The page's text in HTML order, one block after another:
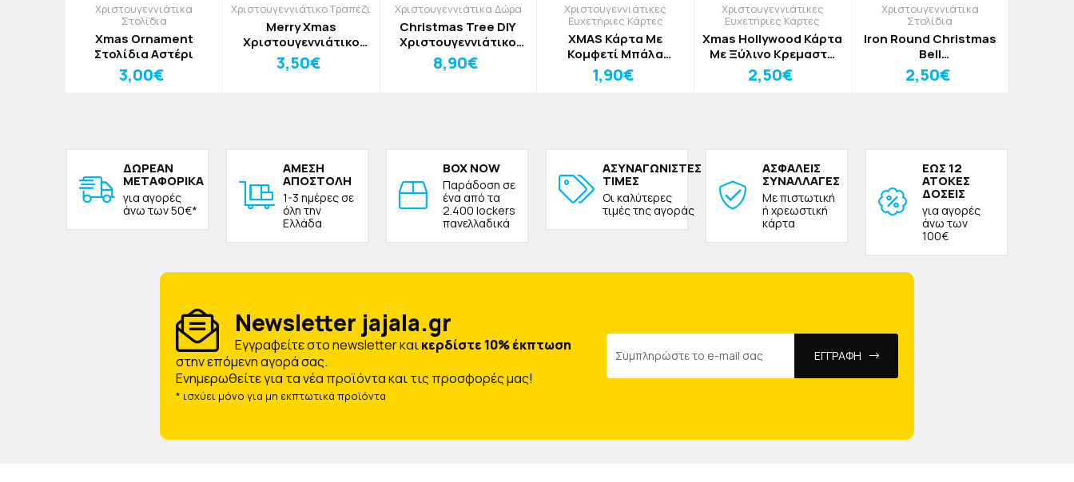
Χριστουγεννιάτικα
Στολίδια
Xmas Ornament
Στολίδια Αστέρι
3,00€
Χριστουγεννιάτικο Τραπέζι
Merry Xmas
Χριστουγεννιάτικο
Σουπλά Από PVC Με
Εκτύπωση 33x43cm
3,50€
Χριστουγεννιάτικα Δώρα
Christmas Tree DIY
Χριστουγεννιάτικο
Παιχνίδι Κατασκευής
Δέντρο
8,90€
Χριστουγεννιάτικες
Ευχετήριες Κάρτες
XMAS Κάρτα Με
Κομφετί Μπάλα
11,5x17cm
1,90€
Χριστουγεννιάτικες
Ευχετήριες Κάρτες
Xmas Hollywood Κάρτα
Mε Ξύλινο Κρεμαστό
Στολίδι
Καριοθραύστης
2,50€
Χριστουγεννιάτικα
Στολίδια
Iron Round Christmas
Bell
Χριστουγεννιάτικο
Στολίδι Πράσινο
2,50€
ΔΩΡΕAΝ
ΜΕΤΑΦΟΡΙΚΑ
για αγορές
άνω των 50€*
ΑΜΕΣΗ
ΑΠΟΣΤΟΛΗ
1-3 ημέρες σε
όλη την
Ελλάδα
BOX NOW
Παράδοση σε
ένα από τα
2.400 lockers
πανελλαδικά
ΑΣΥΝΑΓΩΝΙΣΤΕΣ
ΤΙΜΕΣ
Οι καλύτερες
τιμές της αγοράς
ΑΣΦΑΛΕΙΣ
ΣΥΝΑΛΛΑΓΕΣ
Με πιστωτική
ή χρεωστική
κάρτα
ΕΩΣ 12
ΑΤΟΚΕΣ
ΔΟΣΕΙΣ
για αγορές
άνω των
100€
Newsletter jajala.gr
Eγγραφείτε στο newsletter καικερδίστε 10% έκπτωση
στην επόμενη αγορά σας.
Ενημερωθείτε για τα νέα προϊόντα και τις προσφορές μας!
* ισχύει μόνο για μη εκπτωτικά προϊόντα
ΕΓΓΡΑΦΗ